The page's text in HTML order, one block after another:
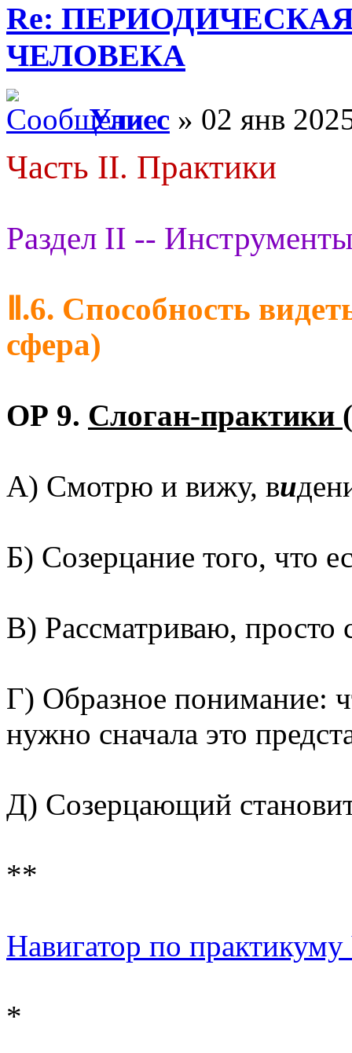
Re:
ЧЕЛОВЕКА
Улисс » 02 янв
Часть II. Практики
Раздел II --
Ⅱ.6. Способность
сфера)
ОР 9. Слоган-практики
А) Смотрю и вижу, ви
Б) Созерцание того, что
В) Рассматриваю, просто
Г) Образное понимание:
нужно сначала это
Д) Созерцающий
**
Навигатор по
*